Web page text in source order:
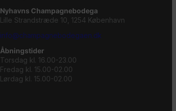
Nyhavns Champagnebodega
Lille Strandstræde 10, 1254 København
info@champagnebodegaen.dk
Åbningstider
Torsdag kl. 16.00-23.00
Fredag kl. 15.00-02.00
Lørdag kl. 15.00-02.00